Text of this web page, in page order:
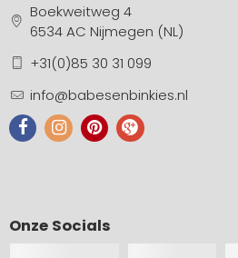
Boekweitweg 4
6534 AC Nijmegen (NL)
+31(0)85 30 31 099
info@babesenbinkies.nl
Onze Socials